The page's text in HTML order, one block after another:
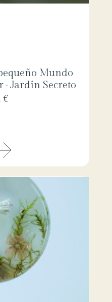
Mundo
Jardín Secreto
€